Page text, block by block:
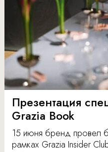
Презентация
Grazia Book
15 июня бренд провел
рамках Grazia Insider